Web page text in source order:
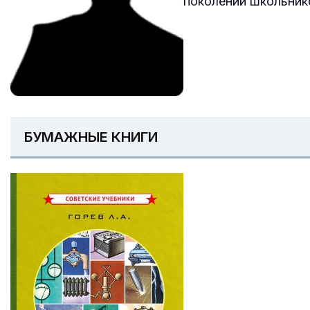
БУМАЖНЫЕ КНИГИ